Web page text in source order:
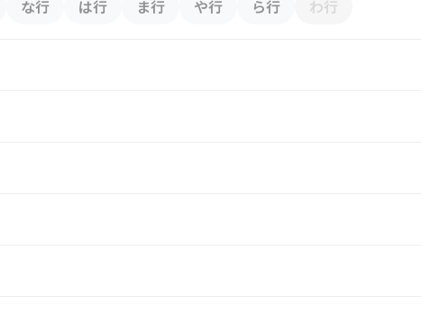
な行 は行 ま行 や行 ら行 わ行